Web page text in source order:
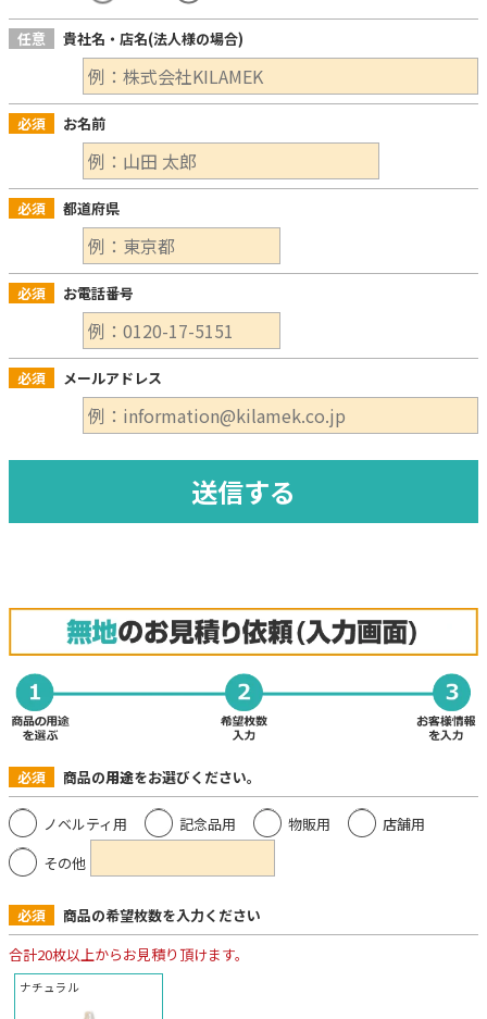
任意 貴社名・店名(法人様の場合)
必須 お名前
必須 都道府県
必須 お電話番号
必須 メールアドレス
必須 商品の用途をお選びください。
ノベルティ用 記念品用 物販用
店舗用
その他
必須
商品の希望枚数を入力ください
合計20枚以上からお見積り頂けます。
ナチュラル